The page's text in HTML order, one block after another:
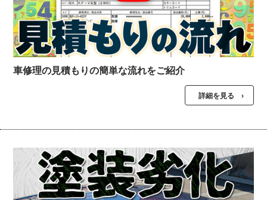
車修理の見積もりの簡単な流れをご紹介
詳細を見る ›